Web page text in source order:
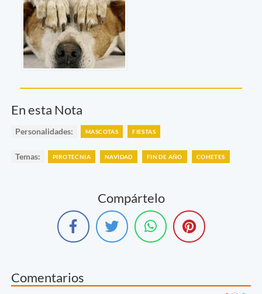
En esta Nota
Personalidades: MASCOTAS FIESTAS
Temas: PIROTECNIA NAVIDAD FIN DE AÑO COHETES
Compártelo
Comentarios